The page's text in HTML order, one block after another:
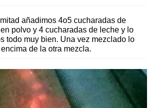
añadimos 4o5 cucharadas de
polvo y 4 cucharadas de leche y lo
todo muy bien. Una vez mezclado lo
de la otra mezcla.